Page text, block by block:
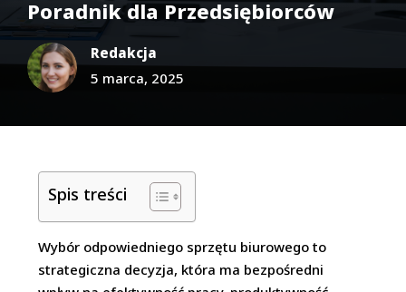
Poradnik dla Przedsiębiorców
Redakcja
5 marca, 2025
Spis treści
Wybór odpowiedniego sprzętu biurowego to
strategiczna decyzja, która ma bezpośredni